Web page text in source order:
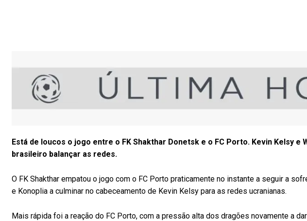
Está de loucos o jogo entre o FK Shakthar Donetsk e o FC Porto. Kevin Kelsy e
brasileiro balançar as redes.
O FK Shakthar empatou o jogo com o FC Porto praticamente no instante a seguir a
e Konoplia a culminar no cabeceamento de Kevin Kelsy para as redes ucranianas.
Mais rápida foi a reação do FC Porto, com a pressão alta dos dragões novamente a